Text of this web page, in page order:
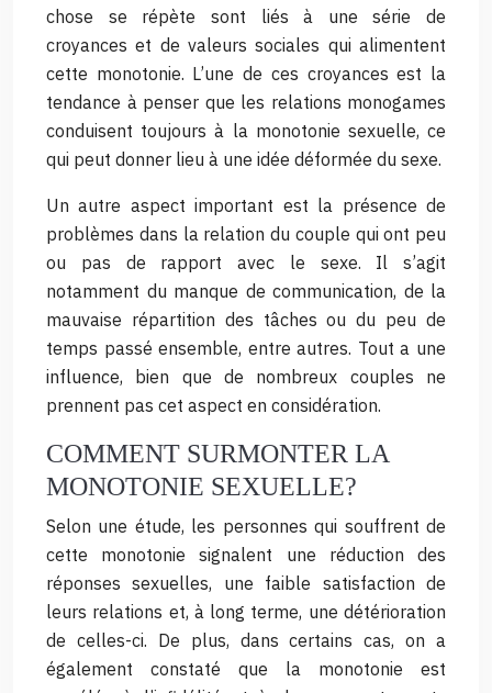
chose se répète sont liés à une série de
croyances et de valeurs sociales qui alimentent
cette monotonie. L’une de ces croyances est la
tendance à penser que les relations monogames
conduisent toujours à la monotonie sexuelle, ce
qui peut donner lieu à une idée déformée du sexe.
Un autre aspect important est la présence de
problèmes dans la relation du couple qui ont peu
ou pas de rapport avec le sexe. Il s’agit
notamment du manque de communication, de la
mauvaise répartition des tâches ou du peu de
temps passé ensemble, entre autres. Tout a une
influence, bien que de nombreux couples ne
prennent pas cet aspect en considération.
COMMENT SURMONTER LA
MONOTONIE SEXUELLE?
Selon une étude, les personnes qui souffrent de
cette monotonie signalent une réduction des
réponses sexuelles, une faible satisfaction de
leurs relations et, à long terme, une détérioration
de celles-ci. De plus, dans certains cas, on a
également constaté que la monotonie est